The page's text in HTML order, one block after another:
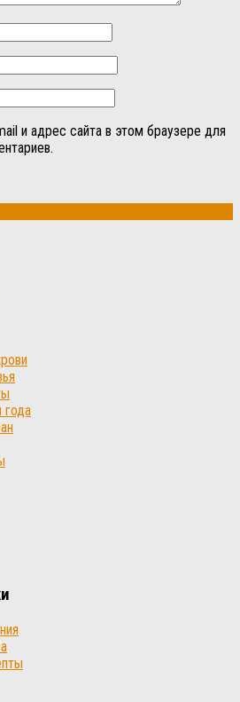
и адрес сайта в этом браузере для